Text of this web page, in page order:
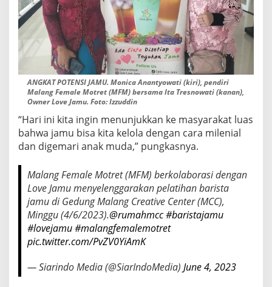
ANGKAT POTENSI JAMU. Monica Anantyowati (kiri), pendiri
Malang Female Motret (MFM) bersama Ita Tresnowati (kanan),
Owner Love Jamu. Foto: Izzuddin
“Hari ini kita ingin menunjukkan ke masyarakat luas
bahwa jamu bisa kita kelola dengan cara milenial
dan digemari anak muda,” pungkasnya.
Malang Female Motret (MFM) berkolaborasi dengan
Love Jamu menyelenggarakan pelatihan barista
jamu di Gedung Malang Creative Center (MCC),
Minggu (4/6/2023).@rumahmcc#baristajamu
#lovejamu#malangfemalemotret
pic.twitter.com/PvZV0YiAmK
— Siarindo Media (@SiarIndoMedia) June 4, 2023